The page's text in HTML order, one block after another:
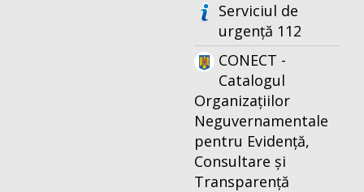
Serviciul de
urgență 112
CONECT -
Catalogul
Organizațiilor
Neguvernamentale
pentru Evidență,
Consultare și
Transparență